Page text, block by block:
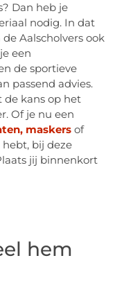
Dan heb je
nodig. In dat
Aalscholvers ook
een
de sportieve
passend advies.
de kans op het
Of je nu een
maskers of
bij deze
jij binnenkort
hem